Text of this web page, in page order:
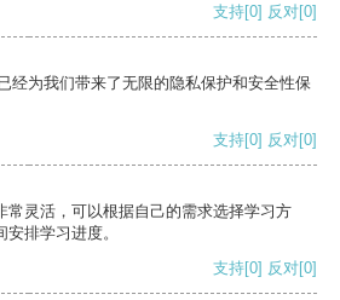
支持[0] 反对[0]
经为我们带来了无限的隐私保护和安全性保
支持[0] 反对[0]
常灵活，可以根据自己的需求选择学习方
排学习进度。
支持[0] 反对[0]